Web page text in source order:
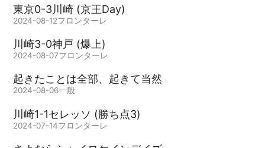
東京0-3川崎 (京王Day)
2024-08-12フロンターレ
川崎3-0神戸 (爆上)
2024-08-07フロンターレ
起きたことは全部、起きて当然
2024-08-06一般
川崎1-1セレッソ (勝ち点3)
2024-07-14フロンターレ